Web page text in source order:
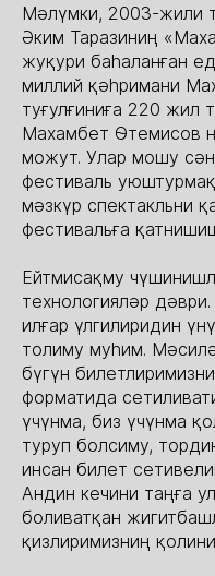
Мәлүмки, 2003-жили
Әким Таразиниң
жуқури баһаланған
миллий қәһримани
туғулғиниға 220 жил
Махамбет Өтемисов
можут. Улар мошу
фестиваль
мәзкүр спектакльни
фестивальға
Ейтмисақму
технологияләр
илғар үлгилиридин
толиму муһим.
бүгүн
форматида
үчүнма, биз үчүнма
туруп болсиму,
инсан билет
Андин кечини таңға
боливатқан
қизлиримизниң